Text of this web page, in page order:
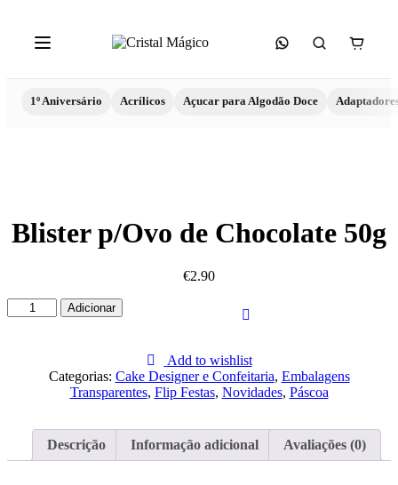
1º Aniversário Acrílicos Açucar para Algodão Doce
Blister p/Ovo de Chocolate 50g
€2.90
Quantidade
de
Chocolate
Adicionar
Add to wishlist
Categorias: Cake Designer e Confeitaria, Embalagens
Transparentes, Flip Festas, Novidades, Páscoa
Descrição Informação adicional Avaliações (0)